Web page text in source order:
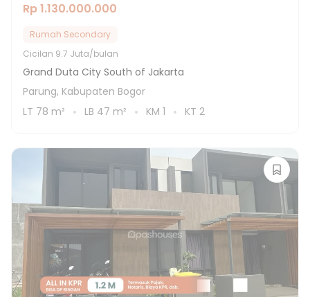
Rp 1.130.000.000
Rumah Secondary
Cicilan 9.7 Juta/bulan
Grand Duta City South of Jakarta
Parung, Kabupaten Bogor
LT 78 m² LB 47 m² KM 1 KT 2